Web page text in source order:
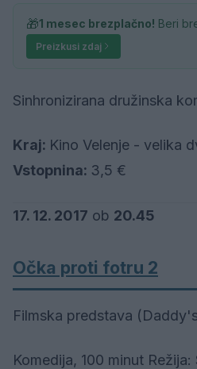
🎁1 mesec brezplačno! Beri
Preizkusi zdaj
Sinhronizirana družinska
Kraj: Kino Velenje - velika
Vstopnina: 3,5 €
17. 12. 2017 ob 20.45
Očka proti fotru 2
Filmska predstava
Komedija, 100 minut